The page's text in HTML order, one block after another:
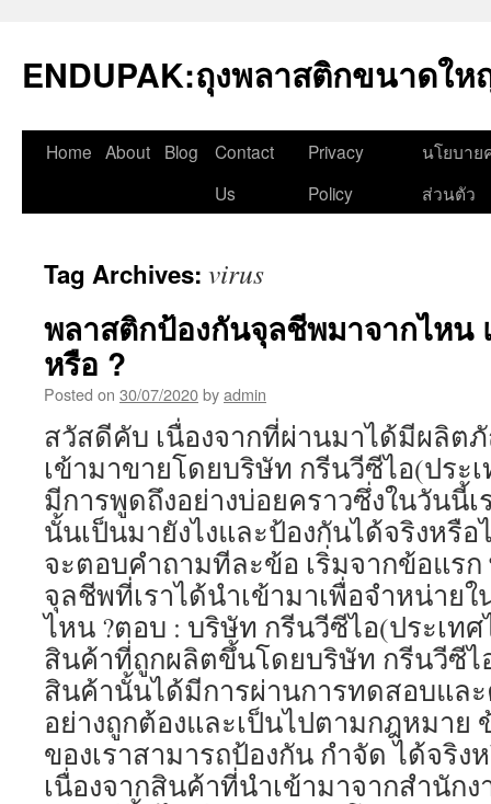
content
ENDUPAK:ถุงพลาสติกขนาดให
Home About Blog
Contact
Us
Privacy
Policy
นโยบาย
ส่วนตัว
Tag Archives: virus
พลาสติกป้องกันจุลชีพมาจากไหน
หรือ ?
Posted on 30/07/2020byadmin
สวัสดีคับ เนื่องจากที่ผ่านมาได้มีผลิ
เข้ามาขายโดยบริษัท กรีนวีซีไอ(ประ
มีการพูดถึงอย่างบ่อยคราวซึ่งในวันนี้
นั้นเป็นมายังไงและป้องกันได้จริงหรื
จะตอบคำถามทีละข้อ เริ่มจากข้อแร
จุลชีพที่เราได้นำเข้ามาเพื่อจำหน่าย
ไหน ?ตอบ : บริษัท กรีนวีซีไอ(ประเท
สินค้าที่ถูกผลิตขึ้นโดยบริษัท กรีนวีซีไ
สินค้านั้นได้มีการผ่านการทดสอบแล
อย่างถูกต้องและเป็นไปตามกฎหมา
ของเราสามารถป้องกัน กำจัด ได้จริง
เนื่องจากสินค้าที่นำเข้ามาจากสำนัก